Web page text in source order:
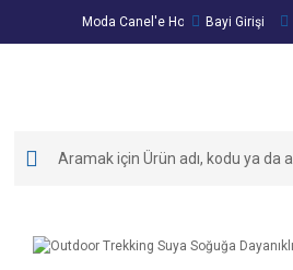
Moda Canel'e Hoşgeldiniz!
Bayi Girişi